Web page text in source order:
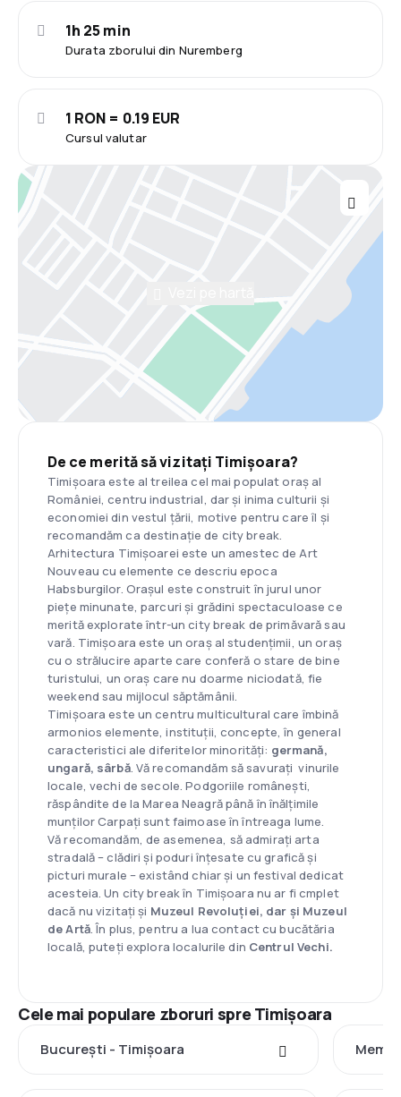
Durata zborului din Nuremberg
1h 25 min
Cursul valutar
1 RON = 0.19 EUR
De ce merită să vizitați Timișoara?
Timișoara este al treilea cel mai populat oraș al
României, centru industrial, dar și inima culturii și
economiei din vestul țării, motive pentru care îl și
recomandăm ca destinație de city break.
Arhitectura Timișoarei este un amestec de Art
Nouveau cu elemente ce descriu epoca
Habsburgilor. Orașul este construit în jurul unor
piețe minunate, parcuri și grădini spectaculoase ce
merită explorate într-un city break de primăvară sau
vară. Timișoara este un oraș al studențimii, un oraș
cu o strălucire aparte care conferă o stare de bine
turistului, un oraș care nu doarme niciodată, fie
weekend sau mijlocul săptămânii.
Timișoara este un centru multicultural care îmbină
armonios elemente, instituții, concepte, în general
caracteristici ale diferitelor minorități: germană,
ungară, sârbă. Vă recomandăm să savurați vinurile
locale, vechi de secole. Podgoriile românești,
răspândite de la Marea Neagră până în înălțimile
munților Carpați sunt faimoase în întreaga lume.
Vă recomandăm, de asemenea, să admirați arta
stradală – clădiri și poduri înțesate cu grafică și
picturi murale – existând chiar și un festival dedicat
acesteia. Un city break în Timișoara nu ar fi cmplet
dacă nu vizitați și Muzeul Revoluției, dar și Muzeul
de Artă. În plus, pentru a lua contact cu bucătăria
locală, puteți explora localurile din Centrul Vechi.
Cele mai populare zboruri spre Timișoara
București - Timișoara